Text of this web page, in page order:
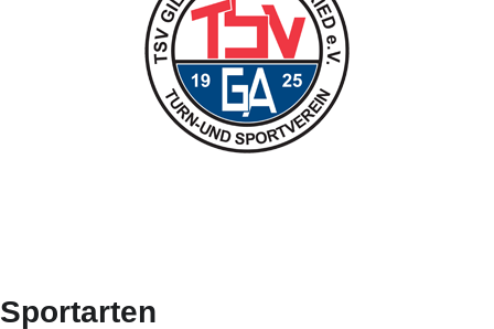
Sportarten